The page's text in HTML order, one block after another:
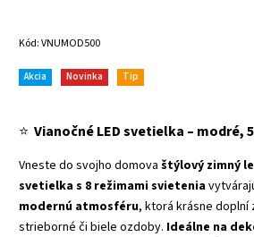
Kód:VNUMOD500
Akcia Novinka Tip
⭐ Vianočné LED svetielka – modré,
Vneste do svojho domova štýlový zimný
svetielka s 8 režimami svietenia
modernú atmosféru, ktorá krásne doplní
strieborné či biele ozdoby. Ideálne na